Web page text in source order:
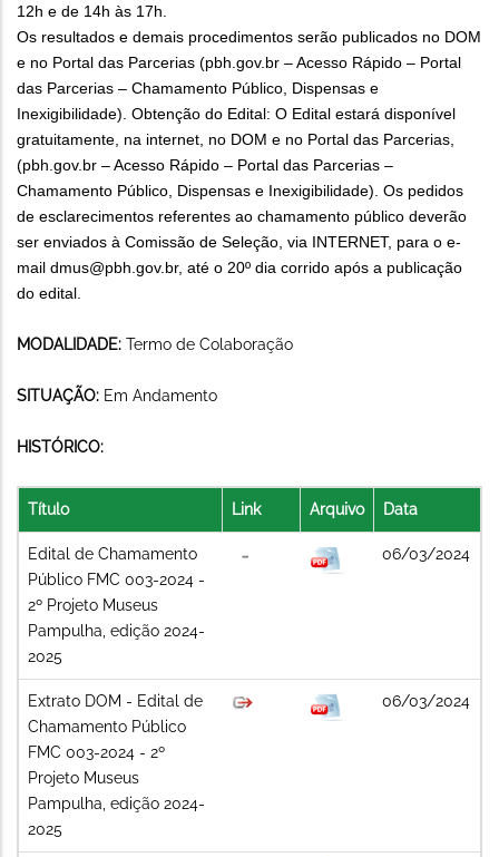
12h e de 14h às 17h.
Os resultados e demais procedimentos serão publicados no DOM
e no Portal das Parcerias (pbh.gov.br – Acesso Rápido – Portal
das Parcerias – Chamamento Público, Dispensas e
Inexigibilidade). Obtenção do Edital: O Edital estará disponível
gratuitamente, na internet, no DOM e no Portal das Parcerias,
(pbh.gov.br – Acesso Rápido – Portal das Parcerias –
Chamamento Público, Dispensas e Inexigibilidade). Os pedidos
de esclarecimentos referentes ao chamamento público deverão
ser enviados à Comissão de Seleção, via INTERNET, para o e-
mail dmus@pbh.gov.br, até o 20º dia corrido após a publicação
do edital
MODALIDADE: Termo de Colaboração
SITUAÇÃO: Em Andamento
HISTÓRICO:
Título Link Arquivo Data
Edital de Chamamento
Público FMC 003-2024 -
2º Projeto Museus
Pampulha, edição 2024-
2025
06/03/2024
Extrato DOM - Edital de
Chamamento Público
FMC 003-2024 - 2º
Projeto Museus
Pampulha, edição 2024-
2025
06/03/2024